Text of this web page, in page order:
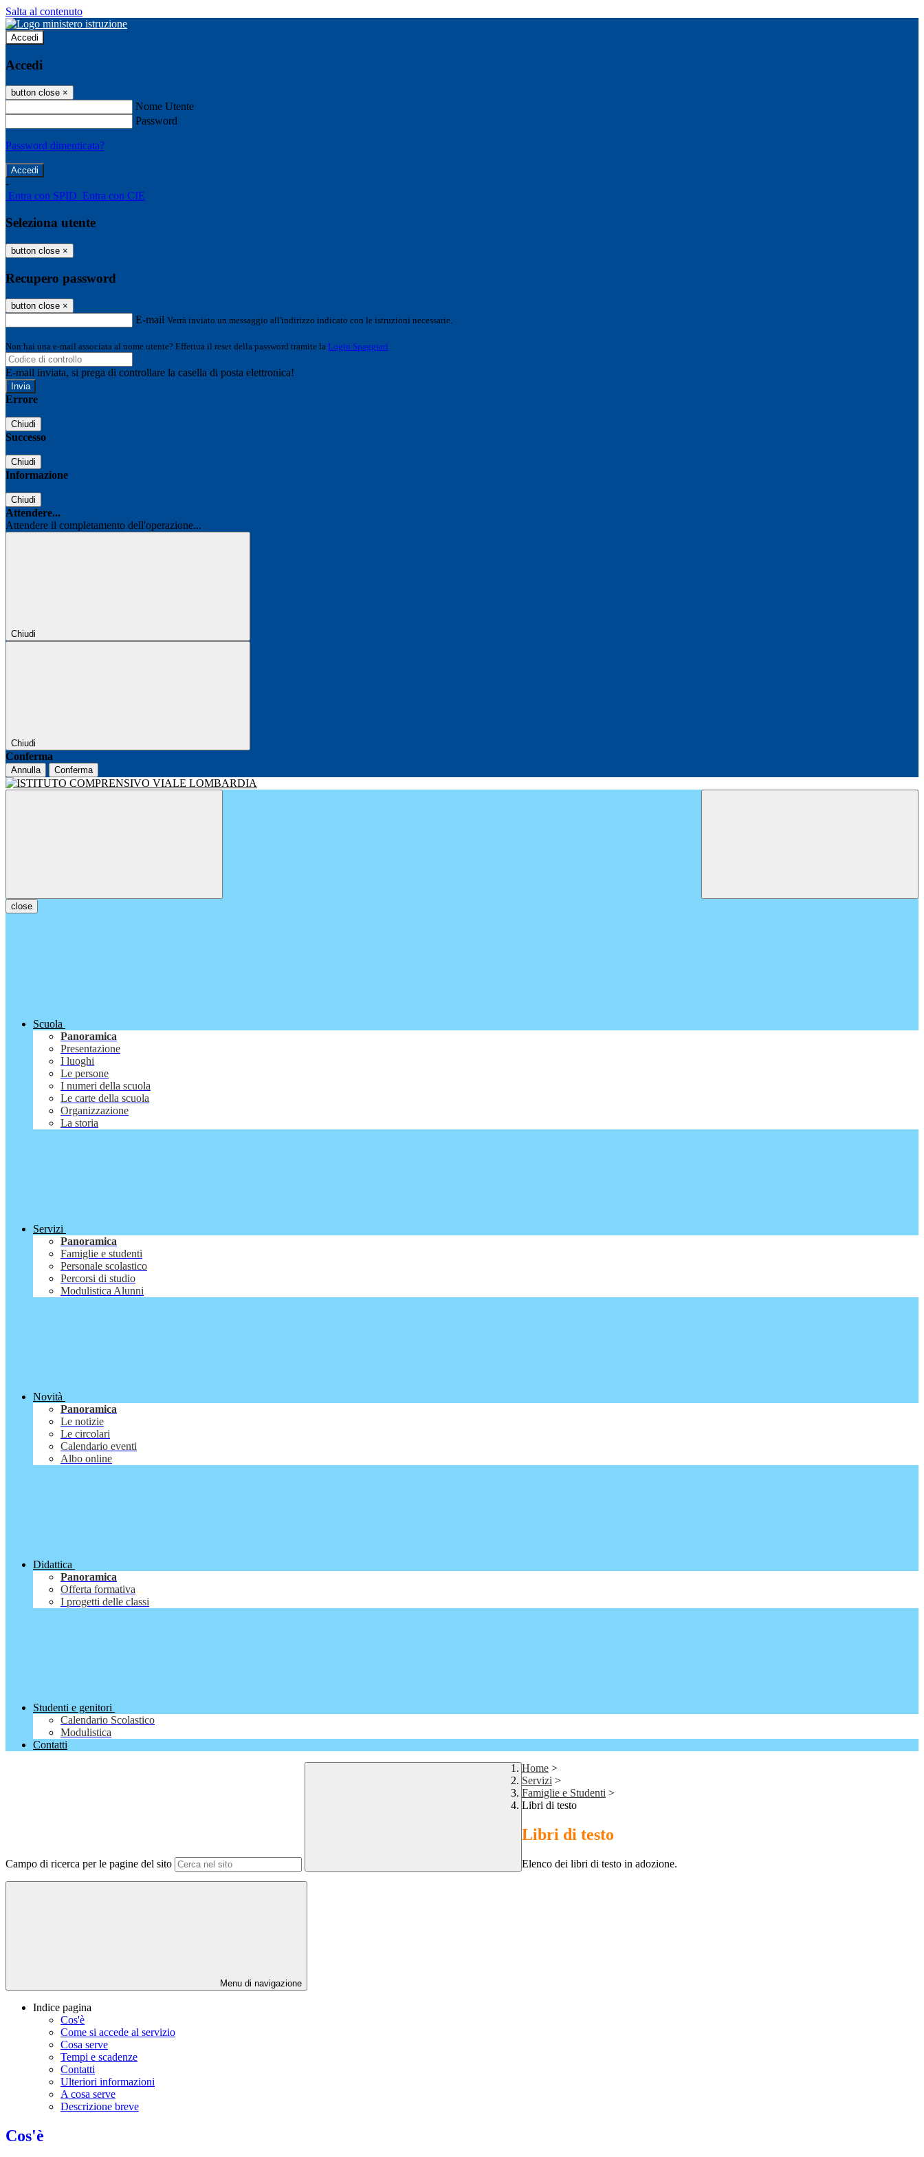
Salta al contenuto
Accedi
Accedi
button close ×
Nome Utente
Password
Password dimenticata?
-
Entra con SPID Entra con CIE
Seleziona utente
button close ×
Recupero password
button close ×
E-mail Verrà inviato un messaggio all'indirizzo indicato con le istruzioni necessarie.
Non hai una e-mail associata al nome utente? Effettua il reset della password tramite la Login Spaggiari
E-mail inviata, si prega di controllare la casella di posta elettronica!
Errore
Chiudi
Successo
Chiudi
Informazione
Chiudi
Attendere...
Attendere il completamento dell'operazione...
Chiudi
Chiudi
Conferma
Annulla Conferma
close
Scuola
Panoramica
Presentazione
I luoghi
Le persone
I numeri della scuola
Le carte della scuola
Organizzazione
La storia
Servizi
Panoramica
Famiglie e studenti
Personale scolastico
Percorsi di studio
Modulistica Alunni
Novità
Panoramica
Le notizie
Le circolari
Calendario eventi
Albo online
Didattica
Panoramica
Offerta formativa
I progetti delle classi
Studenti e genitori
Calendario Scolastico
Modulistica
Contatti
Campo di ricerca per le pagine del sito
Home >
Servizi >
Famiglie e Studenti >
Libri di testo
Libri di testo
Elenco dei libri di testo in adozione.
Menu di navigazione
Indice pagina
Cos'è
Come si accede al servizio
Cosa serve
Tempi e scadenze
Contatti
Ulteriori informazioni
A cosa serve
Descrizione breve
Cos'è